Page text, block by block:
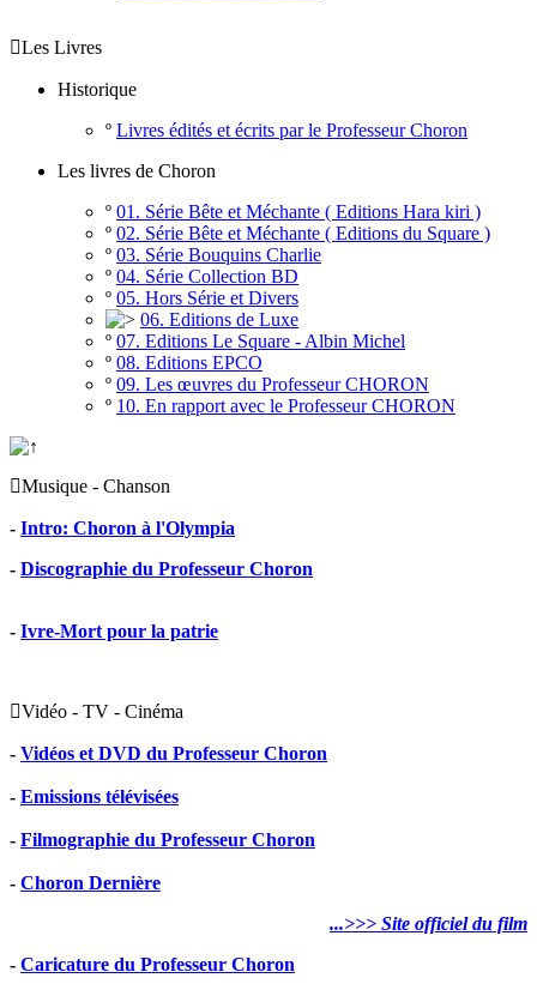
Les Livres
Historique
º Livres édités et écrits par le Professeur Choron
Les livres de Choron
º 01. Série Bête et Méchante ( Editions Hara kiri )
º 02. Série Bête et Méchante ( Editions du Square )
º 03. Série Bouquins Charlie
º 04. Série Collection BD
º 05. Hors Série et Divers
06. Editions de Luxe
º 07. Editions Le Square - Albin Michel
º 08. Editions EPCO
º 09. Les œuvres du Professeur CHORON
º 10. En rapport avec le Professeur CHORON
Musique - Chanson
- Intro: Choron à l'Olympia
- Discographie du Professeur Choron
- Ivre-Mort pour la patrie
Vidéo - TV - Cinéma
- Vidéos et DVD du Professeur Choron
- Emissions télévisées
- Filmographie du Professeur Choron
- Choron Dernière
...>>> Site officiel du film
- Caricature du Professeur Choron